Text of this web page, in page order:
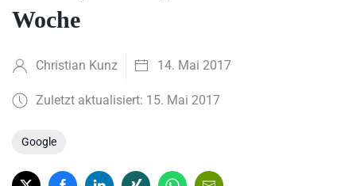
Woche
Christian Kunz 14. Mai 2017
Zuletzt aktualisiert: 15. Mai 2017
Google